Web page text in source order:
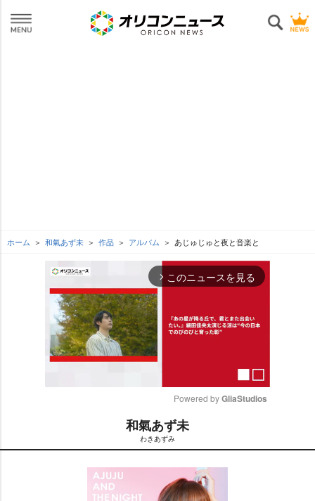
ホーム 和氣あず未 作品 アルバム あじゅじゅと夜と音楽と
arrow_forward_ios このニュースを見る
t
e
Powered by GliaStudios
和氣あず未
わきあずみ